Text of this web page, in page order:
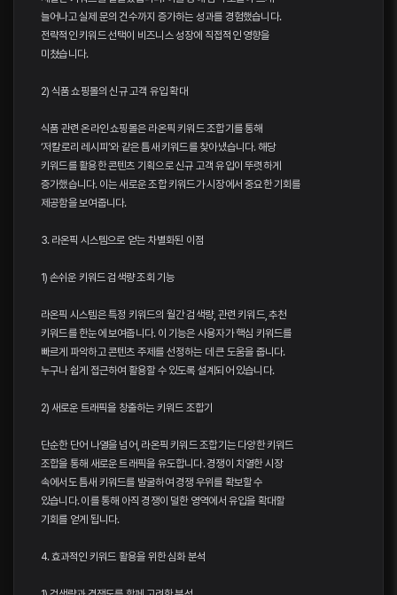
늘어나고 실제 문의 건수까지 증가하는 성과를 경험했습니다.
전략적인 키워드 선택이 비즈니스 성장에 직접적인 영향을
미쳤습니다.
2) 식품 쇼핑몰의 신규 고객 유입 확대
식품 관련 온라인 쇼핑몰은 라온픽 키워드 조합기를 통해
‘저칼로리 레시피’와 같은 틈새 키워드를 찾아냈습니다. 해당
키워드를 활용한 콘텐츠 기획으로 신규 고객 유입이 뚜렷하게
증가했습니다. 이는 새로운 조합 키워드가 시장에서 중요한 기회를
제공함을 보여줍니다.
3. 라온픽 시스템으로 얻는 차별화된 이점
1) 손쉬운 키워드 검색량 조회 기능
라온픽 시스템은 특정 키워드의 월간 검색량, 관련 키워드, 추천
키워드를 한눈에 보여줍니다. 이 기능은 사용자가 핵심 키워드를
빠르게 파악하고 콘텐츠 주제를 선정하는 데 큰 도움을 줍니다.
누구나 쉽게 접근하여 활용할 수 있도록 설계되어 있습니다.
2) 새로운 트래픽을 창출하는 키워드 조합기
단순한 단어 나열을 넘어, 라온픽 키워드 조합기는 다양한 키워드
조합을 통해 새로운 트래픽을 유도합니다. 경쟁이 치열한 시장
속에서도 틈새 키워드를 발굴하여 경쟁 우위를 확보할 수
있습니다. 이를 통해 아직 경쟁이 덜한 영역에서 유입을 확대할
기회를 얻게 됩니다.
4. 효과적인 키워드 활용을 위한 심화 분석